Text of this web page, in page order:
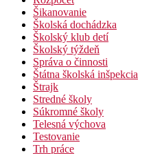
Šikanovanie
Školská dochádzka
Školský klub detí
Školský týždeň
Správa o činnosti
Štátna školská inšpekcia
Štrajk
Stredné školy
Súkromné školy
Telesná výchova
Testovanie
Trh práce